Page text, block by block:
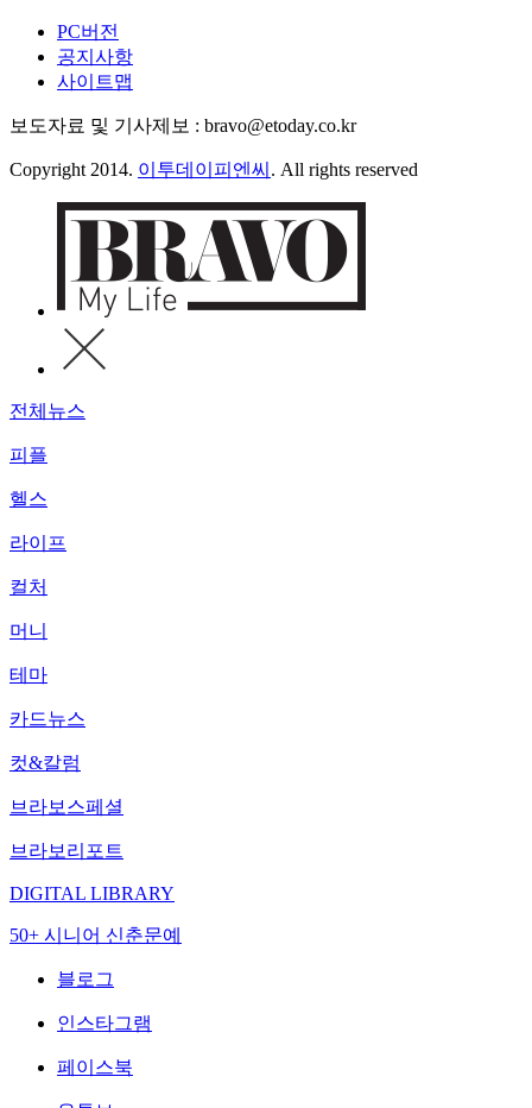
PC버전
공지사항
사이트맵
보도자료 및 기사제보 : bravo@etoday.co.kr
Copyright 2014. 이투데이피엔씨 . All rights reserved
전체뉴스
피플
헬스
라이프
컬처
머니
테마
카드뉴스
컷&칼럼
브라보스페셜
브라보리포트
DIGITAL LIBRARY
50+ 시니어 신춘문예
블로그
인스타그램
페이스북